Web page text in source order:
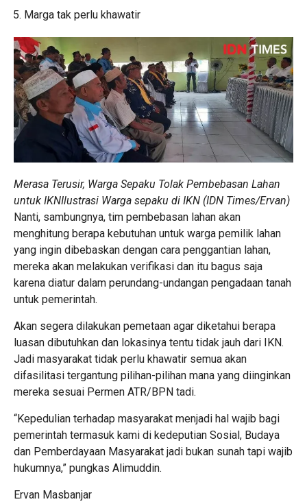
Marga tak perlu khawatir
Merasa Terusir, Warga Sepaku Tolak Pembebasan Lahan
untuk IKNIlustrasi Warga sepaku di IKN (IDN Times/Ervan)
Nanti, sambungnya, tim pembebasan lahan akan
menghitung berapa kebutuhan untuk warga pemilik lahan
yang ingin dibebaskan dengan cara penggantian lahan,
mereka akan melakukan verifikasi dan itu bagus saja
karena diatur dalam perundang-undangan pengadaan tanah
untuk pemerintah.
Akan segera dilakukan pemetaan agar diketahui berapa
luasan dibutuhkan dan lokasinya tentu tidak jauh dari IKN.
Jadi masyarakat tidak perlu khawatir semua akan
difasilitasi tergantung pilihan-pilihan mana yang diinginkan
mereka sesuai Permen ATR/BPN tadi.
“Kepedulian terhadap masyarakat menjadi hal wajib bagi
pemerintah termasuk kami di kedeputian Sosial, Budaya
dan Pemberdayaan Masyarakat jadi bukan sunah tapi wajib
hukumnya,” pungkas Alimuddin.
Ervan Masbanjar